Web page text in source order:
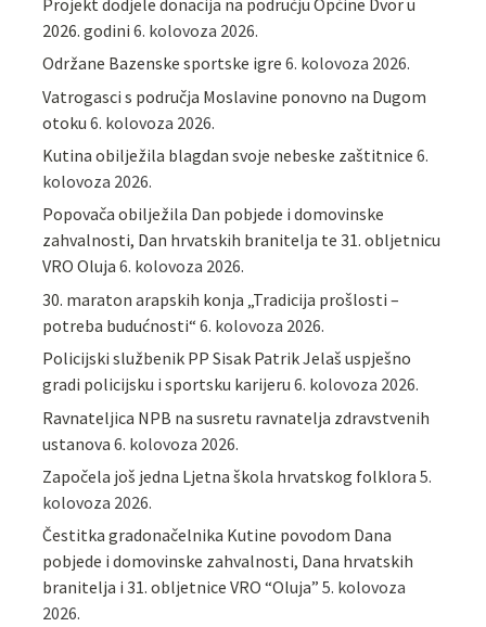
2026. godini 6. kolovoza 2026.
Održane Bazenske sportske igre 6. kolovoza 2026.
Vatrogasci s područja Moslavine ponovno na Dugom
otoku 6. kolovoza 2026.
Kutina obilježila blagdan svoje nebeske zaštitnice 6.
kolovoza 2026.
Popovača obilježila Dan pobjede i domovinske
zahvalnosti, Dan hrvatskih branitelja te 31. obljetnicu
VRO Oluja 6. kolovoza 2026.
30. maraton arapskih konja „Tradicija prošlosti –
potreba budućnosti“ 6. kolovoza 2026.
Policijski službenik PP Sisak Patrik Jelaš uspješno
gradi policijsku i sportsku karijeru 6. kolovoza 2026.
Ravnateljica NPB na susretu ravnatelja zdravstvenih
ustanova 6. kolovoza 2026.
Započela još jedna Ljetna škola hrvatskog folklora 5.
kolovoza 2026.
Čestitka gradonačelnika Kutine povodom Dana
pobjede i domovinske zahvalnosti, Dana hrvatskih
branitelja i 31. obljetnice VRO “Oluja” 5. kolovoza
2026.